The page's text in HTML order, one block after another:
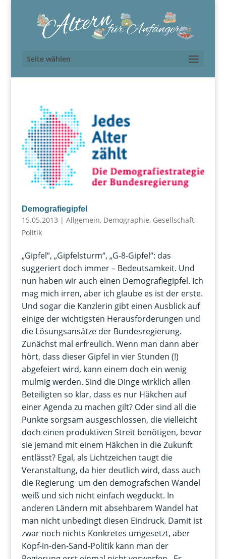
Seite wählen
Demografiegipfel
15.05.2013 | Allgemein, Demographie, Gesellschaft,
Politik
„Gipfel“, „Gipfelsturm“, „G-8-Gipfel“: das
suggeriert doch immer – Bedeutsamkeit. Und
nun haben wir auch einen Demografiegipfel. Ich
mag mich irren, aber ich glaube es ist der erste.
Und sogar die Kanzlerin gibt einen Ausblick auf
einige der wichtigsten Herausforderungen und
die Lösungsansätze der Bundesregierung.
Zunächst mal erfreulich. Wenn man dann aber
hört, dass dieser Gipfel in vier Stunden (!)
abgefeiert wird, kann einem doch ein wenig
mulmig werden. Sind die Dinge wirklich allen
Beteiligten so klar, dass es nur Häkchen auf
einer Agenda zu machen gilt? Oder sind all die
Punkte sorgsam ausgeschlossen, die vielleicht
doch einen produktiven Streit benötigen, bevor
sie jemand mit einem Häkchen in die Zukunft
entlässt? Egal, als Lichtzeichen taugt die
Veranstaltung, da hier deutlich wird, dass auch
die Regierung um den demografschen Wandel
weiß und sich nicht einfach wegduckt. In
anderen Ländern mit absehbarem Wandel hat
man nicht unbedingt diesen Eindruck. Damit ist
zwar noch nichts Konkretes umgesetzt, aber
Kopf-in-den-Sand-Politik kann man der